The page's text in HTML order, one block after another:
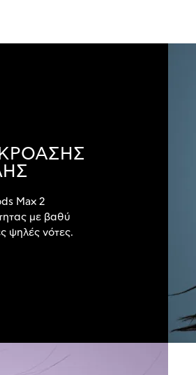
Max 2
με βαθύ
ψηλές νότες.